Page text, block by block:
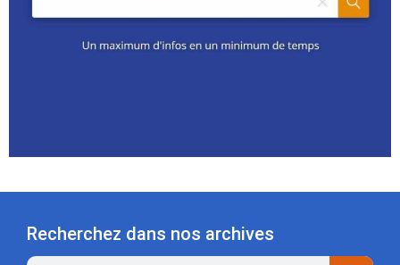
Recherchez dans nos archives